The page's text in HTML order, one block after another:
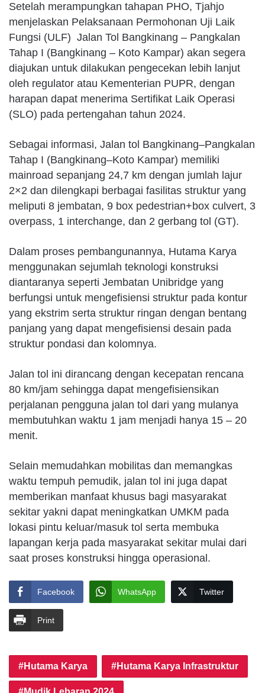
Setelah merampungkan tahapan PHO, Tjahjo
menjelaskan Pelaksanaan Permohonan Uji Laik
Fungsi (ULF) Jalan Tol Bangkinang – Pangkalan
Tahap I (Bangkinang – Koto Kampar) akan segera
diajukan untuk dilakukan pengecekan lebih lanjut
oleh regulator atau Kementerian PUPR, dengan
harapan dapat menerima Sertifikat Laik Operasi
(SLO) pada pertengahan tahun 2024.
Sebagai informasi, Jalan tol Bangkinang–Pangkalan
Tahap I (Bangkinang–Koto Kampar) memiliki
mainroad sepanjang 24,7 km dengan jumlah lajur
2×2 dan dilengkapi berbagai fasilitas struktur yang
meliputi 8 jembatan, 9 box pedestrian+box culvert, 3
overpass, 1 interchange, dan 2 gerbang tol (GT).
Dalam proses pembangunannya, Hutama Karya
menggunakan sejumlah teknologi konstruksi
diantaranya seperti Jembatan Unibridge yang
berfungsi untuk mengefisiensi struktur pada kontur
yang ekstrim serta struktur ringan dengan bentang
panjang yang dapat mengefisiensi desain pada
struktur pondasi dan kolomnya.
Jalan tol ini dirancang dengan kecepatan rencana
80 km/jam sehingga dapat mengefisiensikan
perjalanan pengguna jalan tol dari yang mulanya
membutuhkan waktu 1 jam menjadi hanya 15 – 20
menit.
Selain memudahkan mobilitas dan memangkas
waktu tempuh pemudik, jalan tol ini juga dapat
memberikan manfaat khusus bagi masyarakat
sekitar yakni dapat meningkatkan UMKM pada
lokasi pintu keluar/masuk tol serta membuka
lapangan kerja pada masyarakat sekitar mulai dari
saat proses konstruksi hingga operasional.
Facebook WhatsApp Twitter
Print
Hutama Karya Hutama Karya Infrastruktur